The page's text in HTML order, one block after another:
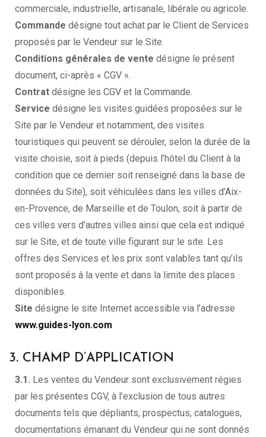
commerciale, industrielle, artisanale, libérale ou agricole.
Commande désigne tout achat par le Client de Services
proposés par le Vendeur sur le Site.
Conditions générales de vente désigne le présent
document, ci-après « CGV ».
Contrat désigne les CGV et la Commande.
Service désigne les visites guidées proposées sur le
Site par le Vendeur et notamment, des visites
touristiques qui peuvent se dérouler, selon la durée de la
visite choisie, soit à pieds (depuis l’hôtel du Client à la
condition que ce dernier soit renseigné dans la base de
données du Site), soit véhiculées dans les villes d’Aix-
en-Provence, de Marseille et de Toulon, soit à partir de
ces villes vers d’autres villes ainsi que cela est indiqué
sur le Site, et de toute ville figurant sur le site. Les
offres des Services et les prix sont valables tant qu’ils
sont proposés à la vente et dans la limite des places
disponibles.
Site désigne le site Internet accessible via l’adresse
www.guides-lyon.com
3. CHAMP D’APPLICATION
3.1. Les ventes du Vendeur sont exclusivement régies
par les présentes CGV, à l’exclusion de tous autres
documents tels que dépliants, prospectus, catalogues,
documentations émanant du Vendeur qui ne sont donnés